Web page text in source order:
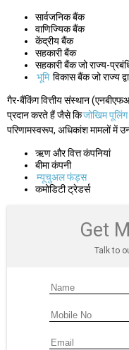
सार्वजनिक बैंक
वाणिज्यिक बैंक
केंद्रीय बैंक
सहकारी बैंक
सहकारी बैंक जो राज्य-
भूमि विकास बैंक जो राज्य
गैर-बैंकिंग वित्तीय संस्थान
प्रदान करते हैं जैसे किजोखिम पूलिंग
परिणामस्वरूप, अधिकांश मामलों में
ऋण और वित्त कंपनियां
बीमा कंपनी
म्यूचुअल फंड्स
कमोडिटी ट्रेडर्स
Get
Talk to